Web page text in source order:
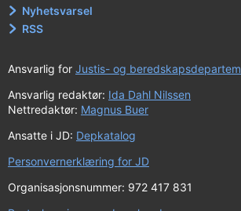
Nyhetsvarsel
RSS
Ansvarlig for Justis- og
Ansvarlig redaktør: Ida Dahl Nilssen
Nettredaktør: Magnus Buer
Ansatte i JD: Depkatalog
Personvernerklæring for JD
Organisasjonsnummer: 972 417 831